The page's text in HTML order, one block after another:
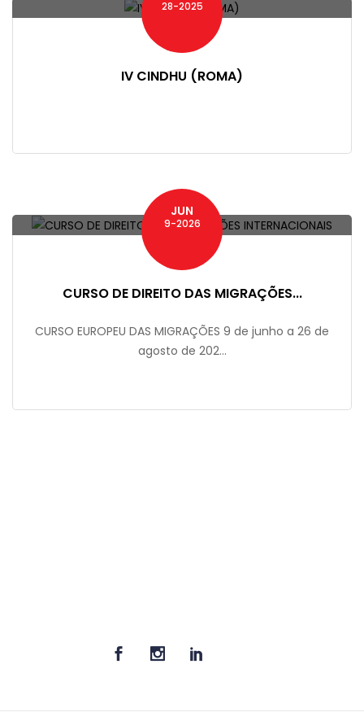
28-2025
IV CINDHU (ROMA)
JUN
9-2026
CURSO DE DIREITO DAS MIGRAÇÕES...
CURSO EUROPEU DAS MIGRAÇÕES 9 de junho a 26 de
agosto de 202...